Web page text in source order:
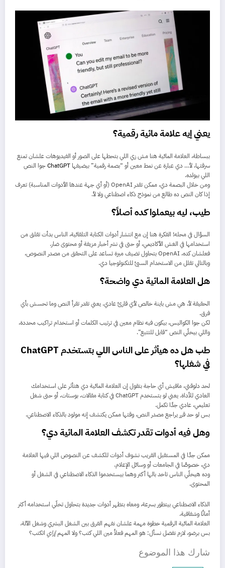
يعني إيه علامة مائية رقمية؟
ببساطة، العلامة المائية هنا مش زي اللي بتحطها على الصور أو الفيديوهات علشان تمنع
سرقتها، لأ… دي عبارة عن نمط معين أو “بصمة رقمية” بيضيفها ChatGPTجوا النص
اللي بيولده.
ومن خلال البصمة دي، ممكن تقدر OpenAI (أو أي جهة عندها الأدوات المناسبة) تعرف
إذا كان النص ده طالع من نموذج ذكاء اصطناعي ولا لأ.
طيب، ليه بيعملوا كده أصلاً؟
السؤال في محله! الفكرة هنا إن مع انتشار أدوات الكتابة التلقائية، الناس بدأت تقلق من
استخدامها في الغش الأكاديمي، أو حتى في نشر أخبار مزيفة أو محتوى ضار.
فعلشان كده، OpenAI بتحاول تضيف ميزة تساعد على التحقق من مصدر النصوص،
وبالتالي تقلل من الاستخدام السيئ للتكنولوجيا دي.
هل العلامة المائية دي واضحة؟
الحقيقة لأ، هي مش باينة خالص لأي قارئ عادي. يعني تقدر تقرأ النص وما تحسش بأي
فرق.
لكن جوا الكواليس، بيكون فيه نظام معين في ترتيب الكلمات أو استخدام تراكيب محددة،
واللي بيخلّي النص “قابل للتتبع”.
طب هل ده هيأثر على الناس اللي بتستخدم ChatGPT
في شغلها؟
لحد دلوقتي، مافيش أي حاجة بتقول إن العلامة المائية دي هتأثر على استخدامك
العادي للأداة. يعني لو بتستخدم ChatGPT في كتابة مقالات، بوستات، أو حتى شغل
تعليمي، عادي جدًا تكمل.
بس لو حد قرر يراجع مصدر النص، وقتها ممكن يكتشف إنه مولود بالذكاء الاصطناعي.
وهل فيه أدوات تقدر تكشف العلامة المائية دي؟
ممكن جدًا في المستقبل القريب نشوف أدوات للكشف عن النصوص اللي فيها العلامة
دي، خصوصًا في الجامعات أو وسائل الإعلام.
وده هيخلّي الناس تاخد بالها أكتر وهما بيستخدموا الذكاء الاصطناعي في الشغل أو
المحتوى.
الذكاء الاصطناعي بيتطور بسرعة، ومعاه بتظهر أدوات جديدة بتحاول تخلّي استخدامه أكثر
أمانًا وشفافية.
العلامة المائية الرقمية خطوة مهمة علشان نفهم الفرق بين الشغل البشري وشغل الآلة.
بس برضو، لازم نفضل نسأل: هو المهم فعلاً مين اللي كتب؟ ولا المهمإزاي اتكتب؟
شارك هذا الموضوع